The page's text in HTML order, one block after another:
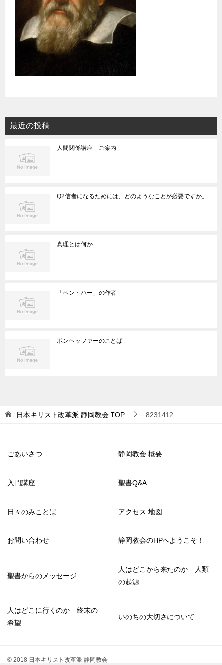
最近の投稿
人間関係講座 ご案内
Q2信者になるためには、どのようなことが必要ですか。
真理とは何か
「ベン・ハー」の作者
ボンヘッファーのことば
日本キリスト改革派 静岡教会 TOP 8231412
ごあいさつ 静岡教会 概要
入門講座 聖書Q&A
日々のみことば アクセス 地図
お問い合わせ 静岡教会のHPへようこそ！
聖書からのメッセージ
人はどこから来たのか 人類
の起源
人はどこに行くのか 終末の
希望
いのちの大切さについて
© 2018 日本キリスト改革派 静岡教会